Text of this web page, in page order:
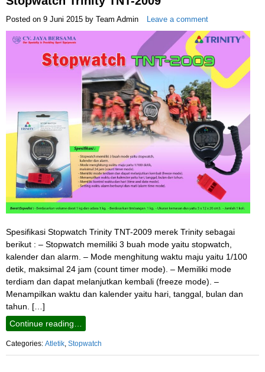
Posted on 9 Juni 2015 by Team Admin Leave a comment
Spesifikasi Stopwatch Trinity TNT-2009 merek Trinity sebagai
berikut : – Stopwatch memiliki 3 buah mode yaitu stopwatch,
kalender dan alarm. – Mode menghitung waktu maju yaitu 1/100
detik, maksimal 24 jam (count timer mode). – Memiliki mode
terdiam dan dapat melanjutkan kembali (freeze mode). –
Menampilkan waktu dan kalender yaitu hari, tanggal, bulan dan
tahun. […]
Continue reading…
Categories: Atletik, Stopwatch